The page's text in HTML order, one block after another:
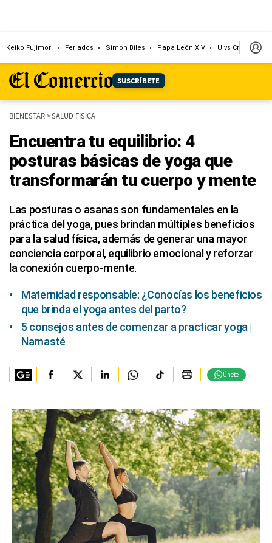
SUSCRÍBETE
Keiko Fujimori Feriados Simon Biles Papa León XIV U vs Cristal
BIENESTAR>SALUD FISICA
Encuentra tu equilibrio: 4
posturas básicas de yoga que
transformarán tu cuerpo y mente
Las posturas o asanas son fundamentales en la
práctica del yoga, pues brindan múltiples beneficios
para la salud física, además de generar una mayor
conciencia corporal, equilibrio emocional y reforzar
la conexión cuerpo-mente.
Maternidad responsable: ¿Conocías los beneficios
que brinda el yoga antes del parto?
5 consejos antes de comenzar a practicar yoga |
Namasté
Únete